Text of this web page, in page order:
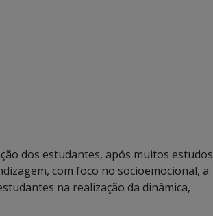
dos estudantes, após muitos estudos
com foco no socioemocional, a
na realização da dinâmica,